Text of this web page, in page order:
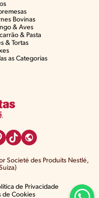
Bovinas​
& Aves​
& Pasta​
& Tortas​
as Categorias
Societé des Produits Nestlé,
de Privacidade
de Cookies